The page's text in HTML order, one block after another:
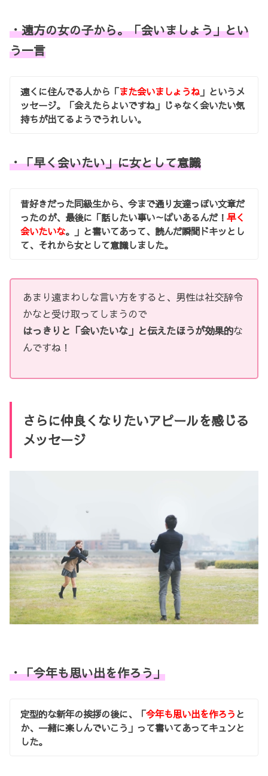
・遠方の女の子から。「会いましょう」とい
う一言
遠くに住んでる人から「また会いましょうね 」というメ
ッセージ。「会えたらよいですね」じゃなく会いたい気
持ちが出てるようでうれしい。
・「早く会いたい」に女として意識
昔好きだった同級生から、今まで通り友達っぽい文章だ
ったのが、最後に「話したい事い～ぱいあるんだ！早く
会いたいな。」と書いてあって、読んだ瞬間ドキッとし
て、それから女として意識しました。
あまり遠まわしな言い方をすると、男性は社交辞令
かなと受け取ってしまうので
はっきりと「会いたいな」と伝えたほうが効果的な
んですね！
さらに仲良くなりたいアピールを感じる
メッセージ
・「今年も思い出を作ろう」
定型的な新年の挨拶の後に、「今年も思い出を作ろうと
か、一緒に楽しんでいこう」って書いてあってキュンと
した。